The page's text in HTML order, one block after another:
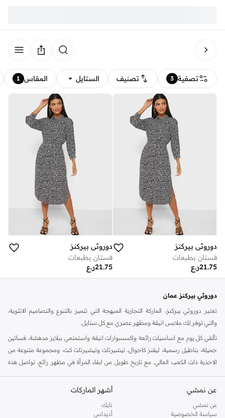
تصفية 3 تصنيف الستايل المقاس 1
دوروثي بيركنز
فستان بطبعات
ر.ع21.75
دوروثي بيركنز
فستان بطبعات
ر.ع21.75
دوروثي بيركنز عمان
تعتبر دوروثي بيركنز، الماركة التجارية المبهجة التي تتميز بالتنوع والتصاميم الانثوية،
والتي توفر لك ملابس انيقة ومظهر عصري مع كل ستايل.
تألقي كل يوم مع اساسيات رائعة واكسسوارات انيقة واستمتعي ببلايز مدهشة، فساتين
جميلة، بناطيل رسمية، ليقنز كاجوال، تيشيرتات وتيشيرتات كت، ومجموعة متنوعة من
الاحذية ذات الكعب العالي. مع تاريخ طويل من ابقاء المرأة في مظهر رائع، تواصل هذه
كنت تقومين بتجديد خزانة ملابسك الملائمة للعمل، البحث عن فستان مثالي للحفلات او
اليه.
عن نمشي
عن نمشي
سياسة الخصوصية
أشهر الماركات
نايك
أديداس